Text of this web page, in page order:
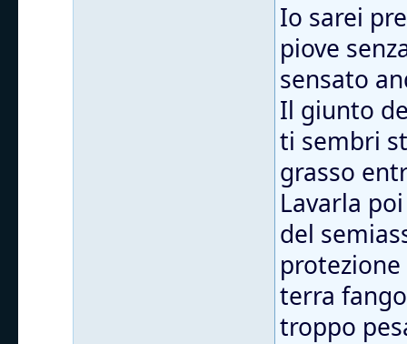
Io sarei
piove
sensato
Il giunto
ti sembri
grasso
Lavarla
del
terra
troppo